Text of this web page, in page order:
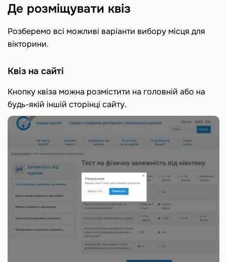
Де розміщувати квіз
Розберемо всі можливі варіанти вибору місця для
вікторини.
Квіз на сайті
Кнопку квіза можна розмістити на головній або на
будь-якій іншій сторінці сайту.